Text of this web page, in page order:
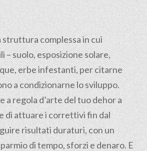
struttura complessa in cui
– suolo, esposizione solare,
erbe infestanti, per citarne
a condizionarne lo sviluppo.
a regola d’arte del tuo dehor a
di attuare i correttivi fin dal
risultati duraturi, con un
di tempo, sforzi e denaro. E